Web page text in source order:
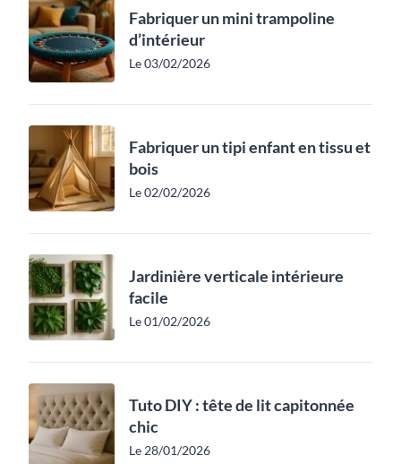
Fabriquer un mini trampoline
d’intérieur
Le 03/02/2026
Fabriquer un tipi enfant en tissu et
bois
Le 02/02/2026
Jardinière verticale intérieure
facile
Le 01/02/2026
Tuto DIY : tête de lit capitonnée
chic
Le 28/01/2026